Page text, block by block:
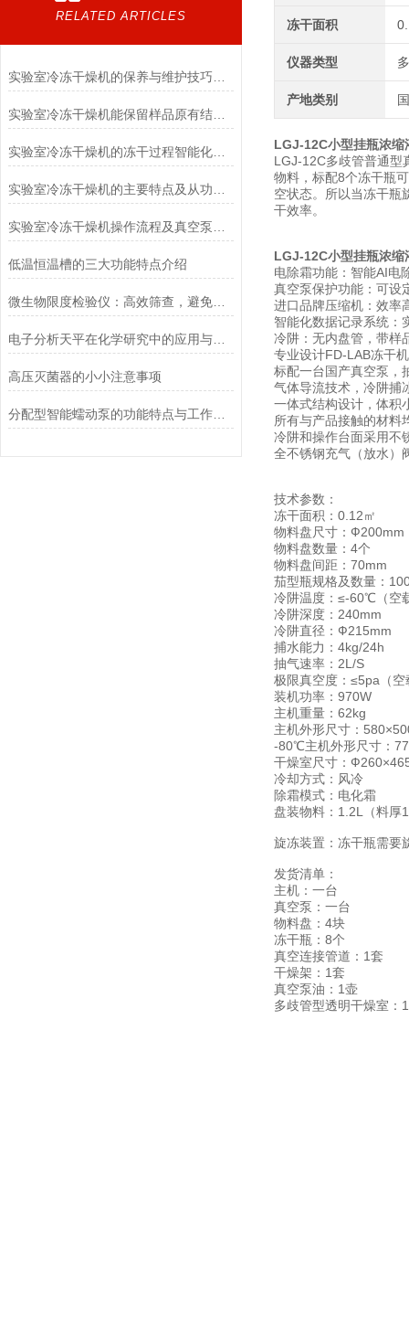
RELATED ARTICLES
实验室冷冻干燥机能保留样品原有结构和活性
实验室冷冻干燥机的冻干过程智能化功能和基本操作流程
低温恒温槽的三大功能特点介绍
微生物限度检验仪：高效筛查，避免产品微生物污染
电子分析天平在化学研究中的应用与优势说明
高压灭菌器的小小注意事项
分配型智能蠕动泵的功能特点与工作模式介绍
冻干面积
仪器类型
产地类别
LGJ-12C小型挂瓶浓缩
LGJ-12C多歧管普通型
物料，标配8个冻干瓶
空状态。所以当冻干瓶
干效率。
LGJ-12C小型挂瓶浓缩
电除霜功能：智能AI电
真空泵保护功能：可设
进口品牌压缩机：效率
智能化数据记录系统：
冷阱：无内盘管，带样
专业设计FD-LAB冻干
标配一台国产真空泵，
气体导流技术，冷阱捕
一体式结构设计，体积
所有与产品接触的材料
冷阱和操作台面采用不
全不锈钢充气（放水）
技术参数：
冻干面积：0.12㎡
物料盘尺寸：Ф200mm
物料盘数量：4个
物料盘间距：70mm
茄型瓶规格及数量：
冷阱温度：≤-60℃（空
冷阱深度：240mm
冷阱直径：Ф215mm
捕水能力：4kg/24h
抽气速率：2L/S
极限真空度：≤5pa（空
装机功率：970W
主机重量：62kg
主机外形尺寸：
-80℃主机外形尺寸：
干燥室尺寸：
冷却方式：风冷
除霜模式：电化霜
盘装物料：1.2L（料厚
旋冻装置：冻干瓶需要
发货清单：
主机：一台
真空泵：一台
物料盘：4块
冻干瓶：8个
真空连接管道：1套
干燥架：1套
真空泵油：1壶
多歧管型透明干燥室：